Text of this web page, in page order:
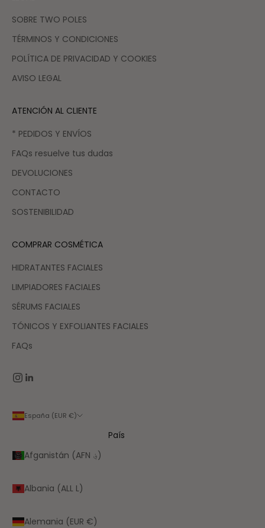
SOBRE TWO POLES
TÉRMINOS Y CONDICIONES
POLÍTICA DE PRIVACIDAD Y COOKIES
AVISO LEGAL
ATENCIÓN AL CLIENTE
* PEDIDOS Y ENVÍOS
FAQs resuelve tus dudas
DEVOLUCIONES
CONTACTO
SOSTENIBILIDAD
COMPRAR COSMÉTICA
HIDRATANTES FACIALES
LIMPIADORES FACIALES
SÉRUMS FACIALES
TÓNICOS Y EXFOLIANTES FACIALES
FAQs
España (EUR €)
País
Afganistán (AFN ؋)
Albania (ALL L)
Alemania (EUR €)